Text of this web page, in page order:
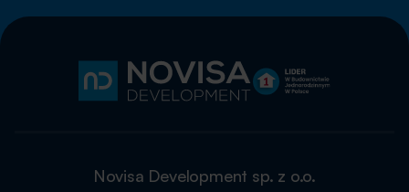
Novisa Development sp. z o.o.